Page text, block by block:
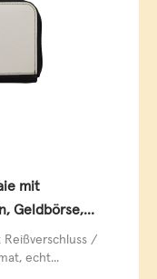
mit
Geldbörse,
red
/
echt...